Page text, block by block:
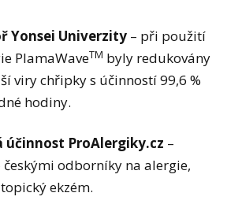
Yonsei Univerzity – při použití
PlamaWaveTM byly redukovány
viry chřipky s účinností 99,6 %
hodiny.
účinnost ProAlergiky.cz –
českými odborníky na alergie,
ekzém.